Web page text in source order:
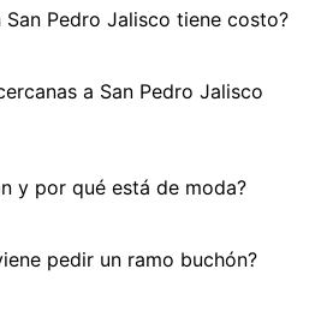
Pedro Jalisco tiene costo?
a San Pedro Jalisco
y por qué está de moda?
pedir un ramo buchón?